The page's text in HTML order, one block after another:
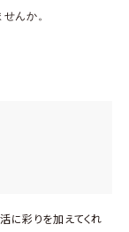
んか。
に彩りを加えてくれ